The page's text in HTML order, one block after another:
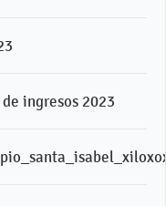
ingresos 2023